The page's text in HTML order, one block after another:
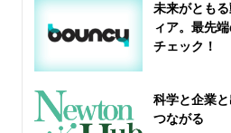
未来がとも
ィア。最先
チェック！
科学と企業と
つながる